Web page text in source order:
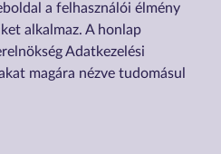
a felhasználói élmény
alkalmaz. A honlap
Adatkezelési
magára nézve tudomásul